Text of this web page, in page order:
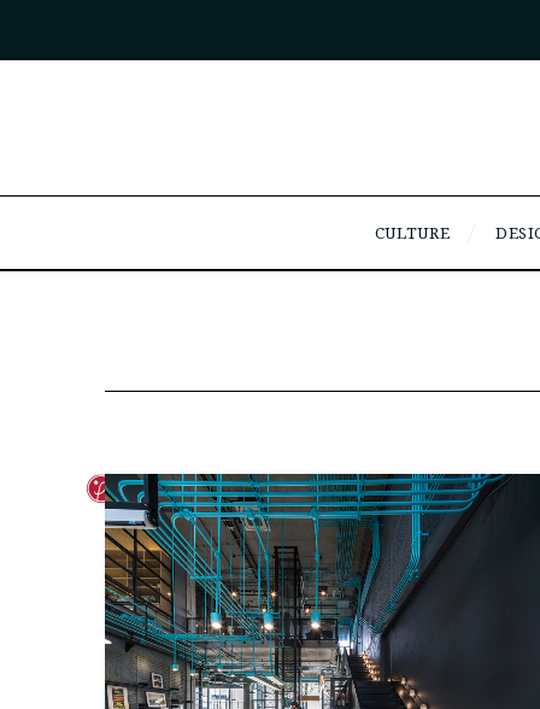
CULTURE